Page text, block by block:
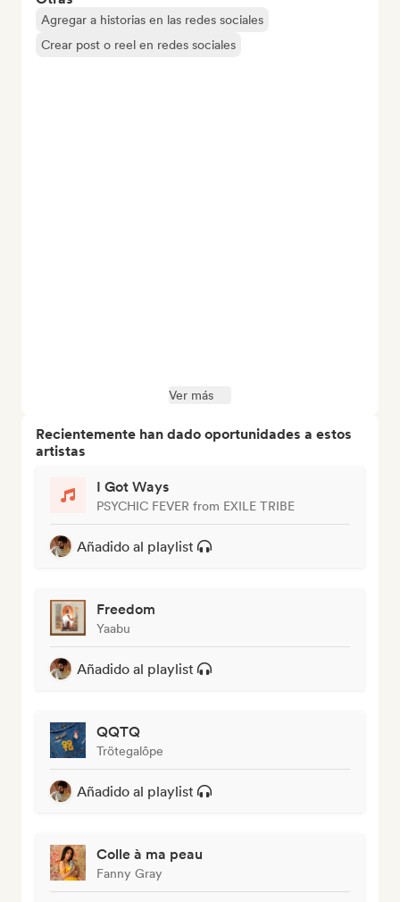
Agregar a historias en las redes sociales
Crear post o reel en redes sociales
Ver más
Recientemente han dado oportunidades a estos
artistas
I Got Ways
PSYCHIC FEVER from EXILE TRIBE
Añadido al playlist
Freedom
Yaabu
Añadido al playlist
QQTQ
Trötegalôpe
Añadido al playlist
Colle à ma peau
Fanny Gray